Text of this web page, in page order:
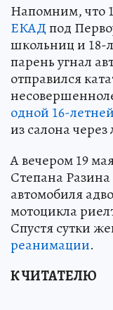
Напомним, что
ЕКАДпод
школьниц и 18-
парень угнал
отправился
одной 16-
из салона через
А вечером 19
Степана Разина
автомобиля
мотоцикла
Спустя сутки
реанимации.
К ЧИТАТЕЛЮ